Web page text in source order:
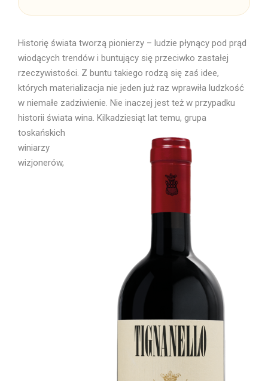
Historię świata tworzą pionierzy – ludzie płynący pod prąd
wiodących trendów i buntujący się przeciwko zastałej
rzeczywistości. Z buntu takiego rodzą się zaś idee,
których materializacja nie jeden już raz wprawiła ludzkość
w niemałe zadziwienie. Nie inaczej jest też w przypadku
historii świata wina. Kilkadziesiąt lat temu, grupa
toskańskich
winiarzy
wizjonerów,